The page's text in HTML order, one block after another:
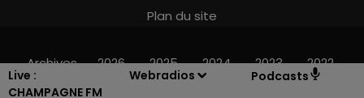
Live :
CHAMPAGNE FM
Webradios Podcasts
16h00 - 20h00
Plan du site
Archives 2026 2025 2024 2023 2022